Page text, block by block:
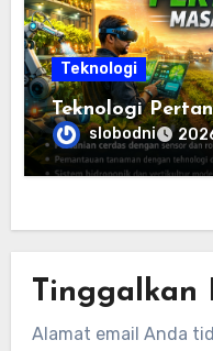
Teknologi
Teknologi
slobodni
Tinggalkan
Alamat email Anda